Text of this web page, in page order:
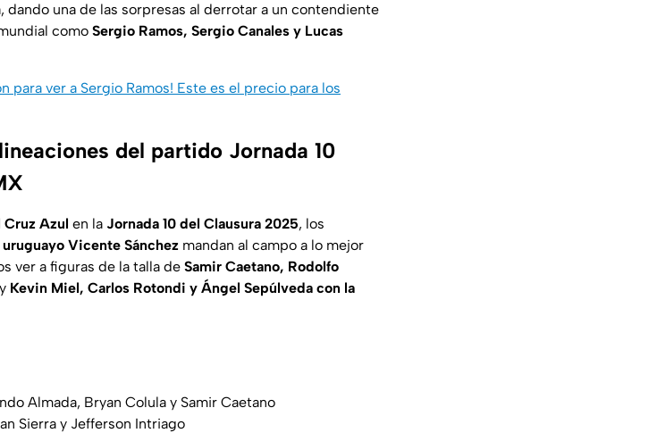
dando una de las sorpresas al derrotar a un contendiente
como Sergio Ramos, Sergio Canales y Lucas
para ver a Sergio Ramos! Este es el precio para los
del partido Jornada 10
Cruz Azul en la Jornada 10 del Clausura 2025, los
Vicente Sánchez mandan al campo a lo mejor
ver a figuras de la talla de Samir Caetano, Rodolfo
Kevin Miel, Carlos Rotondi y Ángel Sepúlveda con la
Almada, Bryan Colula y Samir Caetano
Sierra y Jefferson Intriago